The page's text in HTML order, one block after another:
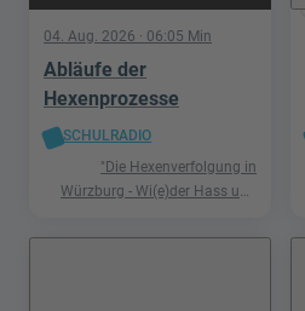
04. Aug. 2026 · 06:05 Min
Abläufe der
Hexenprozesse
SCHULRADIO
"Die Hexenverfolgung in
Würzburg - Wi(e)der Hass und